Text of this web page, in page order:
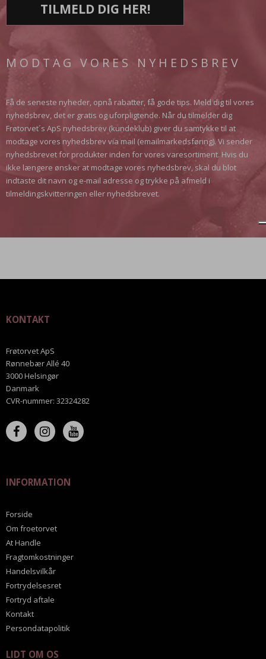
TILMELD DIG HER!
MODTAG VORES NYHEDSBREV
Få de seneste nyheder, opnå rabatter, få gode tips. Meld dig til vores
nyhedsbrev, det er gratis og uforpligtende. Når du tilmelder dig
Frøtorvet´s ApS nyhedsbrev (kundeklub) giver du samtykke til at
modtage vores nyhedsbrev via mail (emailmarkedsføring). Vi sender
nyhedsbrevet for produkter inden for vores varesortiment. Hvis du
ikke længere ønsker at modtage vores nyhedsbrev, skal du blot
indtaste dit navn og e-mail adresse og trykke på afmeld i
tilmeldingskvitteringen eller nyhedsbrevet.
KONTAKT
Frøtorvet ApS
Rønnebær Allé 40
3000 Helsingør
Danmark
CVR-nummer: 32324282
INFORMATION
Forside
Om froetorvet
At Handle
Fragtomkostninger
Handelsvilkår
Fortrydelsesret
Fortryd aftale
Kontakt
Persondatapolitik
LIDT OM OS